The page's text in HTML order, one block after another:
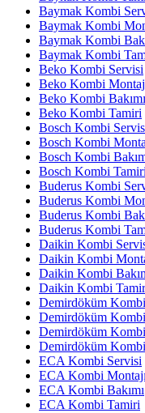
Baymak Kombi
Baymak Kombi
Baymak Kombi
Baymak Kombi
Beko Kombi Servisi
Beko Kombi
Beko Kombi Bakımı
Beko Kombi Tamiri
Bosch Kombi
Bosch Kombi
Bosch Kombi
Bosch Kombi
Buderus Kombi
Buderus Kombi
Buderus Kombi
Buderus Kombi
Daikin Kombi
Daikin Kombi
Daikin Kombi
Daikin Kombi
Demirdöküm
Demirdöküm
Demirdöküm Kombi
Demirdöküm
ECA Kombi Servisi
ECA Kombi
ECA Kombi Bakımı
ECA Kombi Tamiri